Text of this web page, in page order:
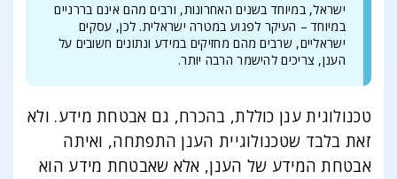
ישראל, במיוחד בשנים האחרונות, ורבים מהם אינם בררניים
במיוחד – העיקר לפגוע במטרה ישראלית. לכן, עסקים
ישראליים, שרבים מהם מחזיקים במידע ונתונים חשובים על
הענן, צריכים להישמר הרבה יותר.
טכנולוגית ענן כוללת, בהכרח, גם אבטחת מידע. ולא
זאת בלבד שטכנולוגיית הענן התפתחה, ואיתה
אבטחת המידע של הענן, אלא שאבטחת מידע הוא